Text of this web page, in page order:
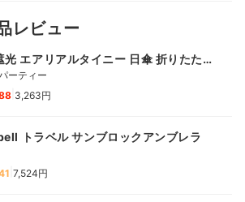
レビュー
エアリアルタイニー 日傘 折りたた
ーティー
3,263円
トラベル サンブロックアンブレラ
7,524円